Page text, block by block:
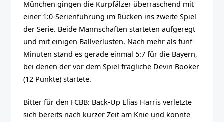
München gingen die Kurpfälzer überraschend mit
einer 1:0-Serienführung im Rücken ins zweite Spiel
der Serie. Beide Mannschaften starteten aufgeregt
und mit einigen Ballverlusten. Nach mehr als fünf
Minuten stand es gerade einmal 5:7 für die Bayern,
bei denen der vor dem Spiel fragliche Devin Booker
(12 Punkte) startete.
Bitter für den FCBB: Back-Up Elias Harris verletzte
sich bereits nach kurzer Zeit am Knie und konnte